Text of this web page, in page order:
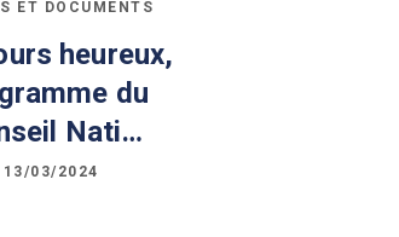
ET DOCUMENTS
heureux,
du
Nati…
13/03/2024